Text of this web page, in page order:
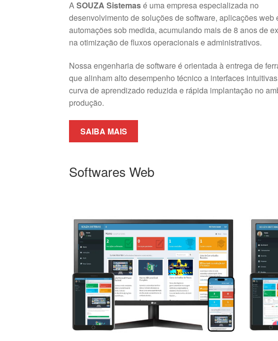
ASOUZA Sistemasé uma empresa especializada no
desenvolvimento de soluções de software, aplicações web
automações sob medida, acumulando mais de 8 anos de
na otimização de fluxos operacionais e administrativos.
Nossa engenharia de software é orientada à entrega de
que alinham alto desempenho técnico a interfaces
curva de aprendizado reduzida e rápida implantação no
produção.
SAIBA MAIS
Softwares Web